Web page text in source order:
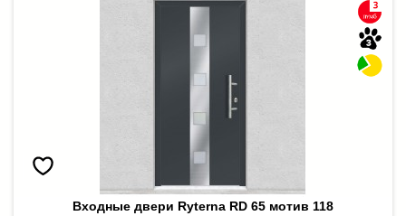
Входные двери Ryterna RD 65 мотив 118